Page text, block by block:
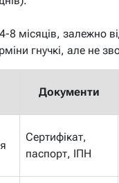
8 місяців, залежно
гнучкі, але не
Документи
Сертифікат,
паспорт, ІПН